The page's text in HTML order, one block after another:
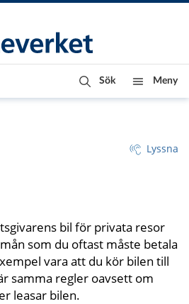
Sök Meny
Lyssna
bil för privata resor
som du oftast måste betala
vara att du kör bilen till
samma regler oavsett om
leasar bilen.